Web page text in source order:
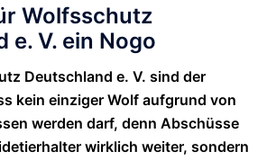
Wolfsschutz
e. V. ein Nogo
Deutschland e. V. sind der
kein einziger Wolf aufgrund von
werden darf, denn Abschüsse
wirklich weiter, sondern